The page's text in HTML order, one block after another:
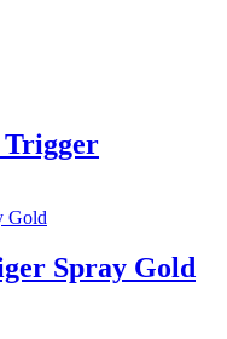
Spray Gold